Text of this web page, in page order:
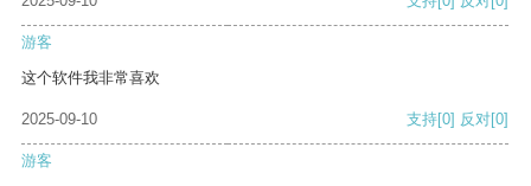
游客
这个软件我非常喜欢
2025-09-10 支持[0] 反对[0]
游客